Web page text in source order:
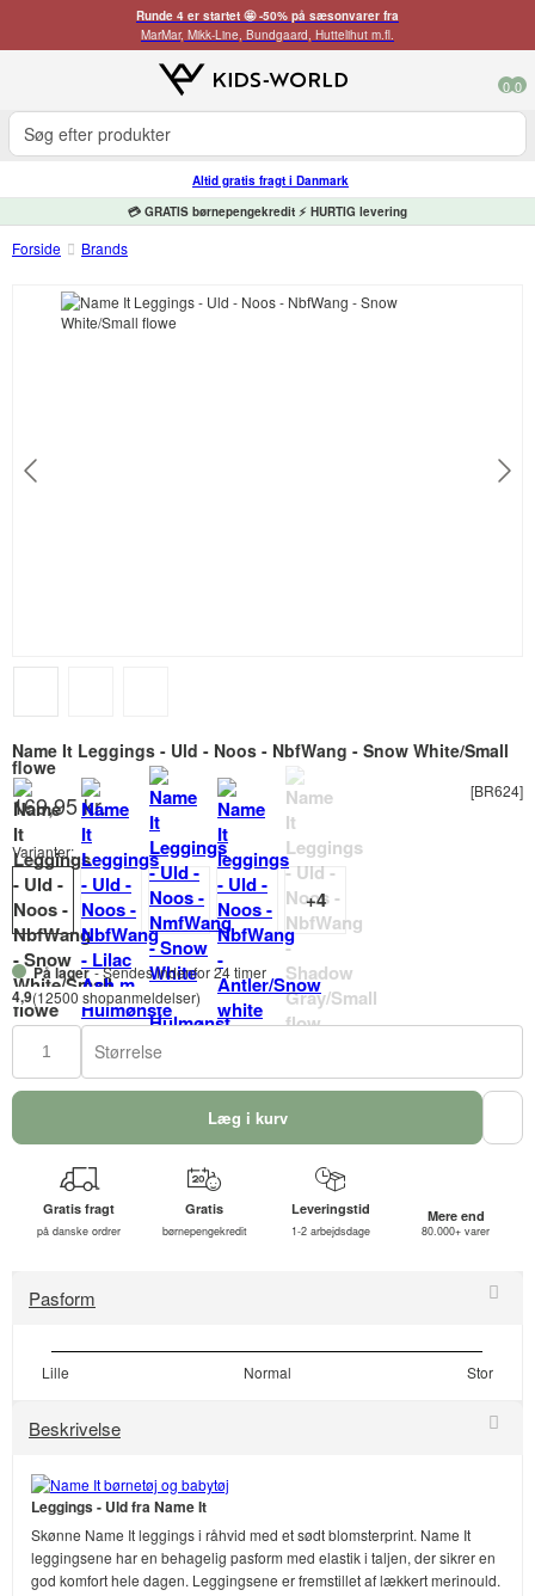
Runde 4 er startet 🤩 -50% på sæsonvarer fra
MarMar, Mikk-Line, Bundgaard, Huttelihut m.fl.
0 0
Altid gratis fragt i Danmark
💳 GRATIS børnepengekredit ⚡ HURTIG levering
Forside Brands
Name It Leggings - Uld - Noos - NbfWang - Snow White/Small
flowe
[BR624]
169,95 kr.
Varianter:
På lager- Sendes indenfor 24 timer
4,9(12500 shopanmeldelser)
Størrelse
Læg i kurv
Gratis fragt
på danske ordrer
Gratis
børnepengekredit
Leveringstid
1-2 arbejdsdage
Mere end
80.000+ varer
Pasform
Lille Normal Stor
Beskrivelse
Leggings - Uld fra Name It
Skønne Name It leggings i råhvid med et sødt blomsterprint. Name It
leggingsene har en behagelig pasform med elastik i taljen, der sikrer en
god komfort hele dagen. Leggingsene er fremstillet af lækkert merinould.